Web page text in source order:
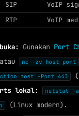
SIP
VoIP
RTP VoIP
Gunakan Port
nc -zv host port
host -Port 443
lokal:
netstat -
(Linux modern).